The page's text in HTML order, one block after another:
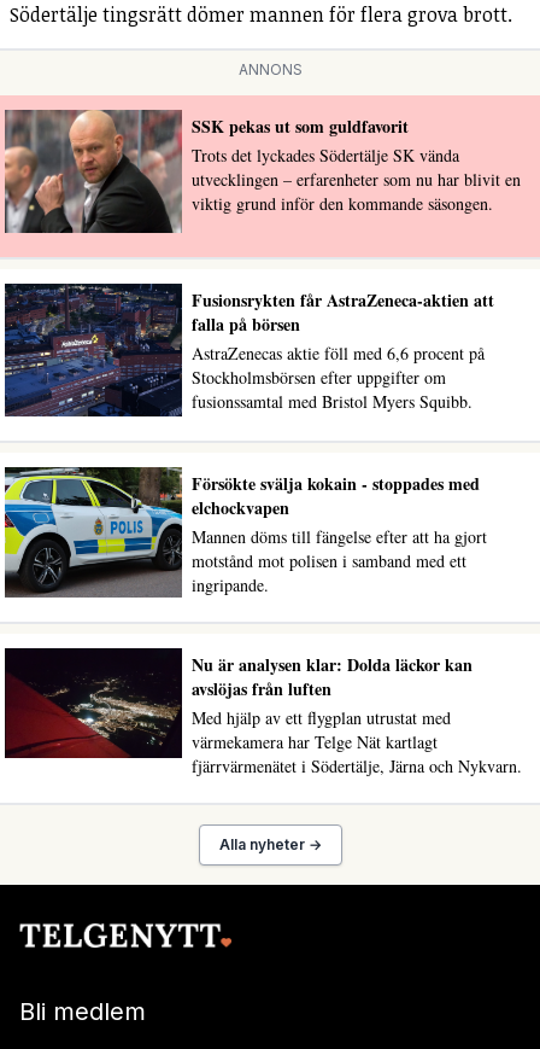
Södertälje tingsrätt dömer mannen för flera grova brott.
ANNONS
SSK pekas ut som guldfavorit
Trots det lyckades Södertälje SK vända
utvecklingen – erfarenheter som nu har blivit en
viktig grund inför den kommande säsongen.
Fusionsrykten får AstraZeneca-aktien att
falla på börsen
AstraZenecas aktie föll med 6,6 procent på
Stockholmsbörsen efter uppgifter om
fusionssamtal med Bristol Myers Squibb.
Försökte svälja kokain - stoppades med
elchockvapen
Mannen döms till fängelse efter att ha gjort
motstånd mot polisen i samband med ett
ingripande.
Nu är analysen klar: Dolda läckor kan
avslöjas från luften
Med hjälp av ett flygplan utrustat med
värmekamera har Telge Nät kartlagt
fjärrvärmenätet i Södertälje, Järna och Nykvarn.
Alla nyheter →
Bli medlem